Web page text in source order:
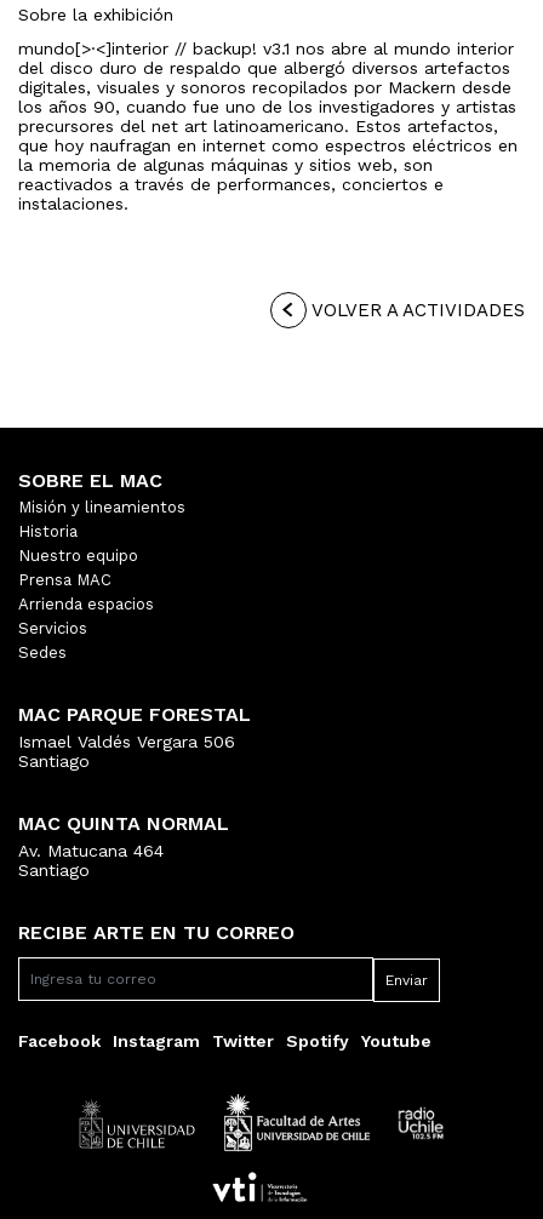
Sobre la exhibición
mundo[>·<]interior // backup! v3.1 nos abre al mundo interior
del disco duro de respaldo que albergó diversos artefactos
digitales, visuales y sonoros recopilados por Mackern desde
los años 90, cuando fue uno de los investigadores y artistas
precursores del net art latinoamericano. Estos artefactos,
que hoy naufragan en internet como espectros eléctricos en
la memoria de algunas máquinas y sitios web, son
reactivados a través de performances, conciertos e
instalaciones.
VOLVER A ACTIVIDADES
RECIBE ARTE EN TU CORREO
Facebook Instagram Twitter Spotify Youtube
SOBRE EL MAC
Misión y lineamientos
Historia
Nuestro equipo
Prensa MAC
Arrienda espacios
Servicios
Sedes
MAC PARQUE FORESTAL
Ismael Valdés Vergara 506
Santiago
MAC QUINTA NORMAL
Av. Matucana 464
Santiago